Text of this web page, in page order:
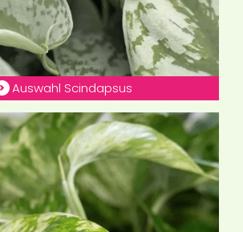
Auswahl Scindapsus